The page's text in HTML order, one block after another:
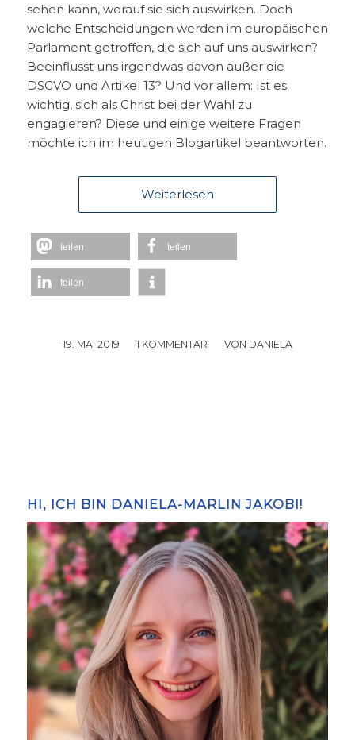
sehen kann, worauf sie sich auswirken. Doch
welche Entscheidungen werden im europäischen
Parlament getroffen, die sich auf uns auswirken?
Beeinflusst uns irgendwas davon außer die
DSGVO und Artikel 13? Und vor allem: Ist es
wichtig, sich als Christ bei der Wahl zu
engagieren? Diese und einige weitere Fragen
möchte ich im heutigen Blogartikel beantworten.
Weiterlesen
teilen teilen
teilen
19. MAI 2019
/ 1 KOMMENTAR
/ VON DANIELA
HI, ICH BIN DANIELA-MARLIN JAKOBI!